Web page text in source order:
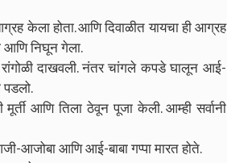
केला होता. आणि दिवाळीत यायचा ही आग्रह
आणि निघून गेला.
दाखवली. नंतर चांगले कपडे घालून आई-
पडलो.
आणि तिला ठेवून पूजा केली. आम्ही सर्वानी
आणि आई-बाबा गप्पा मारत होते.